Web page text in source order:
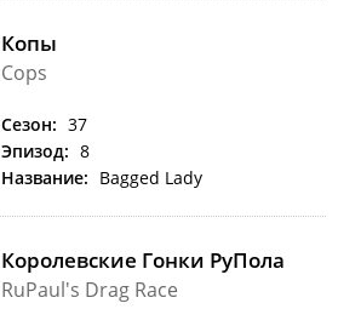
Копы
Cops
Сезон: 37
Эпизод: 8
Название: Bagged Lady
Королевские Гонки РуПола
RuPaul's Drag Race